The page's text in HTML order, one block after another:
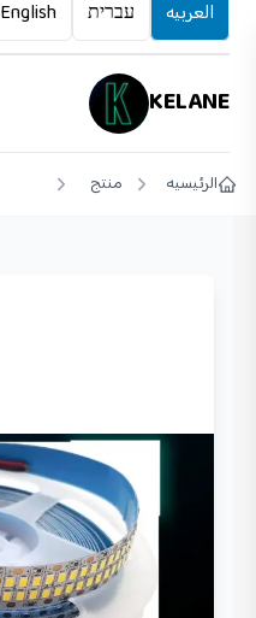
العربيه עברית English
KELANE
الرئيسيه منتج